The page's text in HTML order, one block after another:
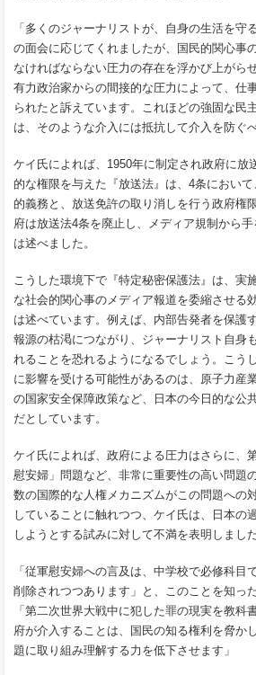
「多くのジャーナリストが、自身の生活を守
の面会に応じてくれましたが、国民的関心事
なければならない圧力の存在を浮かび上がら
有力政治家からの間接的な圧力によって、仕
られたと訴えています。これほどの強固な民
は、そのような介入には抵抗して介入を防ぐ
ケイ氏によれば、1950年に制定され政府に放
的な権限を与えた『放送法』は、4条におい
的義務と、放送免許の取り消しを行う政府権
府は放送法4条を廃止し、メディア規制から
は述べました。
こうした環境下で『特定秘密保護法』は、実
な社会的関心事のメディア報道を委縮させる
は述べています。例えば、内部告発者を保護
報源の枯渇につながり、ジャーナリスト自身
れることを恐れるようになるでしょう。こう
に影響を受ける可能性があるのは、原子力産
の国家安全保障政策など、日本の今日的な公
だとしています。
ケイ氏によれば、政府による圧力はさらに、
慰安婦」問題など、非常に重要性の高い問題
数の国際的な人権メカニズムがこの問題への
していることに触れつつ、ケイ氏は、日本の
しようとする試みに対して不満を表明しました
「従軍慰安婦への言及は、中学校で必修科目
削除されつつあります」と、このことを知っ
「第二次世界大戦中に犯した罪の現実を教科
府が介入することは、国民の知る権利を脅か
題に取り組み理解する力を低下させます」